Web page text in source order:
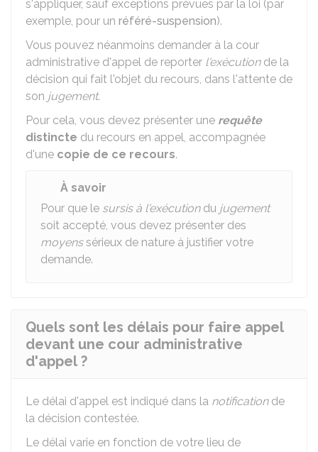
s'appliquer, sauf exceptions prévues par la loi (par
exemple, pour un référé-suspension).
Vous pouvez néanmoins demander à la cour
administrative d'appel de reporter l'exécutionde la
décision qui fait l'objet du recours, dans l'attente de
son jugement.
Pour cela, vous devez présenter une requête
distincte du recours en appel, accompagnée
d'une copie de ce recours.
À savoir
Pour que le sursis à l'exécutiondu jugement
soit accepté, vous devez présenter des
moyenssérieux de nature à justifier votre
demande.
Quels sont les délais pour faire appel
devant une cour administrative
d'appel ?
Le délai d'appel est indiqué dans la notificationde
la décision contestée.
Le délai varie en fonction de votre lieu de